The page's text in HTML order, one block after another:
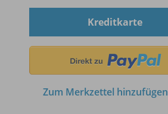
Kreditkarte
Zum Merkzettel hinzufügen